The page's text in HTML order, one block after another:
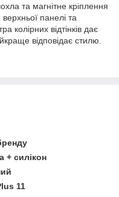
та магнітне кріплення
панелі та
колірних відтінків дає
відповідає стилю.
+ силікон
11